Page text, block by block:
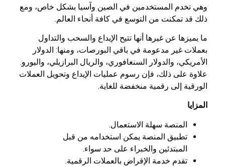
وهي تخدم المستخدمين في الصين وآسيا بشكل خاص، ومع
ذلك قد تمكنت من التوسع في كافة أنحاء العالم.
ما يميزها عن غيرها أنها تتيح الإيداع والسحب والتداول
بعملات غير مدعومة في باقي البورصات، ومنها: الدولار
الأمريكي، والدولار السنغافوري، والريال البرازيلي، واليورو.
علاوة على ذلك، فإن رسوم عمليات الإيداع وتحويل العملات
الورقية إلى رقمية منخفضة للغاية.
المزايا
المنصة سهلة الاستعمال.
تطبيق المنصة يمكن استخدامه من قبل
المبتدئين والخبراء على حد سواء.
تقدم خدمة الإقراض بالعملات الرقمية.